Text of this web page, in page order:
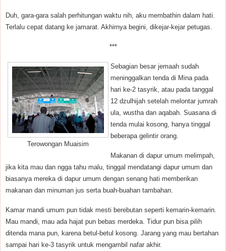
Duh, gara-gara salah perhitungan waktu nih, aku membathin dalam hati.
Terlalu cepat datang ke jamarat. Akhirnya begini, dikejar-kejar petugas.
***
Terowongan Muaisim
Sebagian besar jemaah sudah
meninggalkan tenda di Mina pada
hari ke-2 tasyrik, atau pada tanggal
12 dzulhijah setelah melontar jumrah
ula, wustha dan aqabah. Suasana di
tenda mulai kosong, hanya tinggal
beberapa gelintir orang.
Makanan di dapur umum melimpah,
jika kita mau dan ngga tahu malu, tinggal mendatangi dapur umum dan
biasanya mereka di dapur umum dengan senang hati memberikan
makanan dan minuman jus serta buah-buahan tambahan.
Kamar mandi umum pun tidak mesti berebutan seperti kemarin-kemarin.
Mau mandi, mau ada hajat pun bebas merdeka. Tidur pun bisa pilih
ditenda mana pun, karena betul-betul kosong. Jarang yang mau bertahan
sampai hari ke-3 tasyrik untuk mengambil nafar akhir.